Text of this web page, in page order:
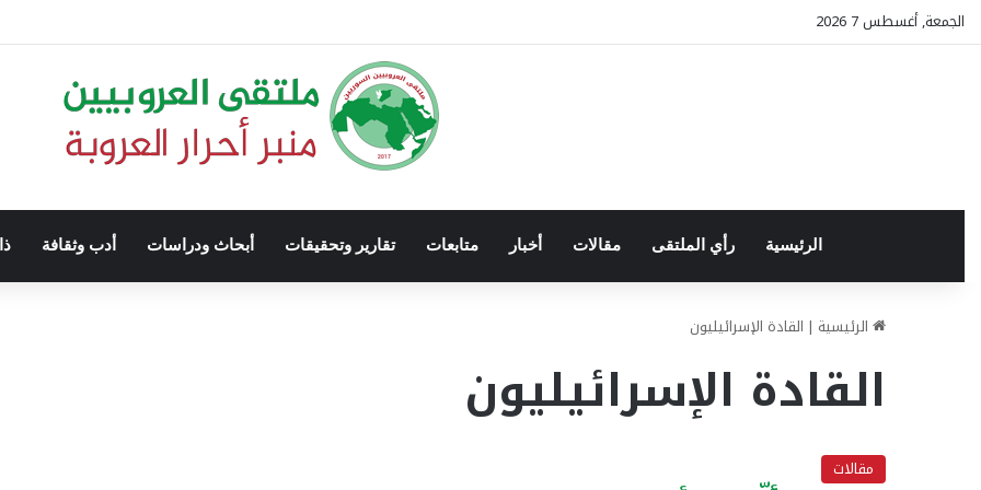
الجمعة, أغسطس 7 2026
الرئيسية رأي الملتقى مقالات أخبار متابعات تقارير وتحقيقات أبحاث ودراسات أدب وثقافة
الرئيسية | القادة الإسرائيليون
القادة الإسرائيليون
مقالات